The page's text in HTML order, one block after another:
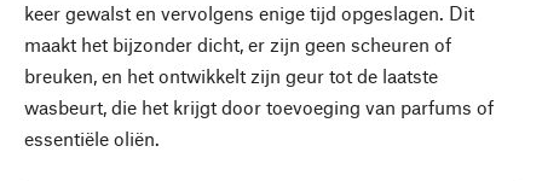
keer gewalst en vervolgens enige tijd opgeslagen. Dit
maakt het bijzonder dicht, er zijn geen scheuren of
breuken, en het ontwikkelt zijn geur tot de laatste
wasbeurt, die het krijgt door toevoeging van parfums of
essentiële oliën.